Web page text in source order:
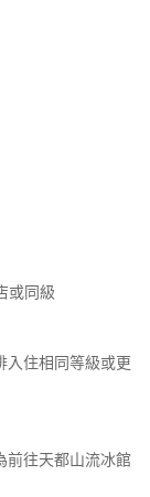
或同級
入住相同等級或更
前往天都山流冰館